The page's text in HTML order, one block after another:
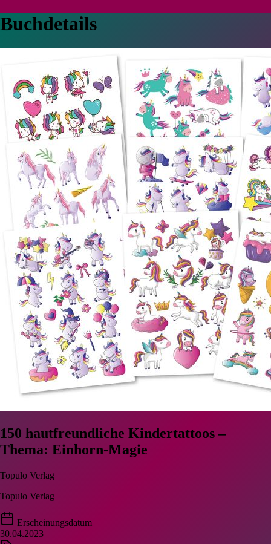
Buchdetails
150 hautfreundliche Kindertattoos –
Thema: Einhorn-Magie
Topulo Verlag
Topulo Verlag
Erscheinungsdatum
30.04.2023